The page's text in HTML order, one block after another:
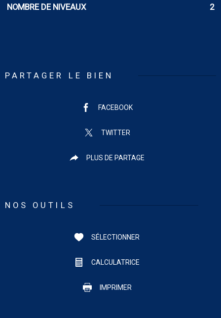
NOMBRE DE NIVEAUX 2
PARTAGER LE BIEN
FACEBOOK
TWITTER
PLUS DE PARTAGE
NOS OUTILS
SÉLECTIONNER
CALCULATRICE
IMPRIMER